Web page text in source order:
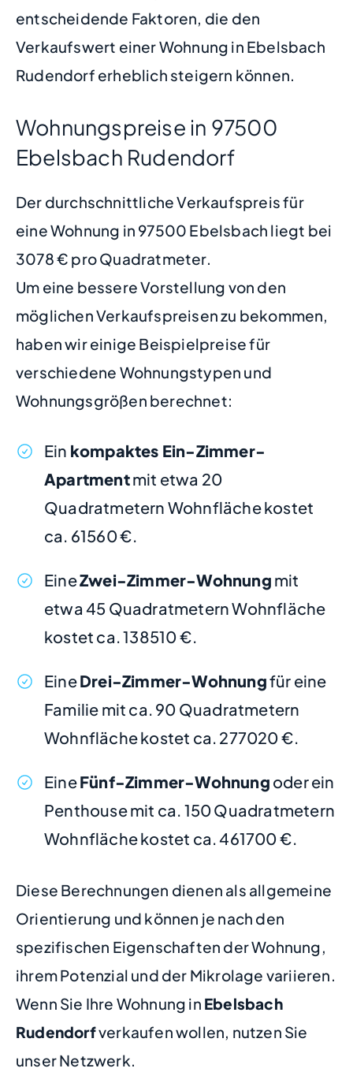
entscheidende Faktoren, die den
Verkaufswert einer Wohnung in Ebelsbach
Rudendorf erheblich steigern können.
Wohnungspreise in 97500
Ebelsbach Rudendorf
Der durchschnittliche Verkaufspreis für
eine Wohnung in 97500 Ebelsbach liegt bei
3078 € pro Quadratmeter.
Um eine bessere Vorstellung von den
möglichen Verkaufspreisen zu bekommen,
haben wir einige Beispielpreise für
verschiedene Wohnungstypen und
Wohnungsgrößen berechnet:
Ein kompaktes Ein-Zimmer-
Apartmentmit etwa 20
Quadratmetern Wohnfläche kostet
ca. 61560 €.
EineZwei-Zimmer-Wohnung mit
etwa 45 Quadratmetern Wohnfläche
kostet ca. 138510 €.
EineDrei-Zimmer-Wohnungfür eine
Familie mit ca. 90 Quadratmetern
Wohnfläche kostet ca. 277020 €.
EineFünf-Zimmer-Wohnung oder ein
Penthouse mit ca. 150 Quadratmetern
Wohnfläche kostet ca. 461700 €.
Diese Berechnungen dienen als allgemeine
Orientierung und können je nach den
spezifischen Eigenschaften der Wohnung,
ihrem Potenzial und der Mikrolage variieren.
Wenn Sie Ihre Wohnung in Ebelsbach
Rudendorfverkaufen wollen, nutzen Sie
unser Netzwerk.